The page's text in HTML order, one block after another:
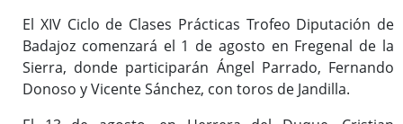
El XIV Ciclo de Clases Prácticas Trofeo Diputación de
Badajoz comenzará el 1 de agosto en Fregenal de la
Sierra, donde participarán Ángel Parrado, Fernando
Donoso y Vicente Sánchez, con toros de Jandilla.